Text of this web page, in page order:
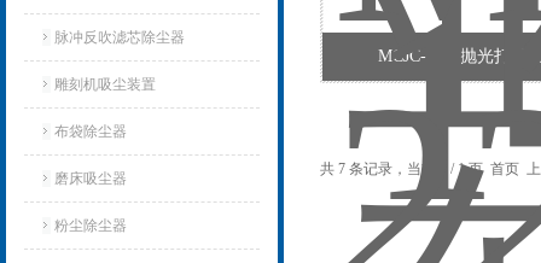
脉冲反吹滤芯除尘器
雕刻机吸尘装置
布袋除尘器
磨床吸尘器
粉尘除尘器
MCJC-2200抛光打磨
共 7 条记录，当前 1 / 1 页 首页